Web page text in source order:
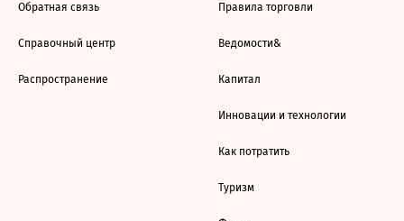
Обратная связь
Справочный центр
Распространение
Правила торговли
Ведомости&
Капитал
Инновации и технологии
Как потратить
Туризм